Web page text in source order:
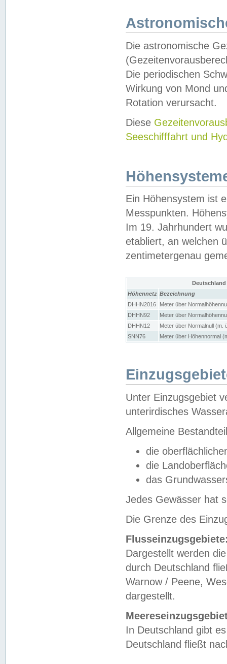
Die astronomische
Die periodischen
Wirkung von Mond
Rotation verursacht.
Diese
Seeschifffahrt und
Ein Höhensystem ist
Messpunkten.
Im 19. Jahrhundert
etabliert, an welchen
zentimetergenau
Höhennetz Bezeichnung
DHHN2016
Meter über
DHHN92
Meter über
DHHN12
Meter über Normalnull (m.
SNN76
Meter über Höhennormal
Unter Einzugsgebiet
unterirdisches
Allgemeine
die
die
das
Jedes Gewässer hat
Die Grenze des
Dargestellt werden
durch Deutschland
Warnow / Peene,
dargestellt.
In Deutschland gibt
Deutschland fließt